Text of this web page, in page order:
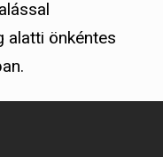
alatti önkéntes